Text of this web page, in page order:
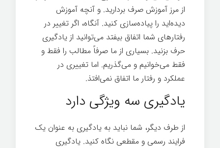
از مرز آموزش صرف بردارید. و آنچه آموزش
دیده‌اید را پیاده‌سازی کنید. آنگاه، اگر تغییر در
رفتارهای شما اتفاق بیفتد می‌توانید از یادگیری
حرف بزنید. بسیاری از ما صرفاً مطالب را فقط و
فقط می‌خوانیم و می‌گذریم. اما تغییری در
عملکرد و رفتار ما اتفاق نمی‌افتذ.
یادگیری سه ویژگی دارد
از طرف دیگر، شما نباید به یادگیری به عنوان یک
فرایند رسمی و مقطعی نگاه کنید. یادگیری